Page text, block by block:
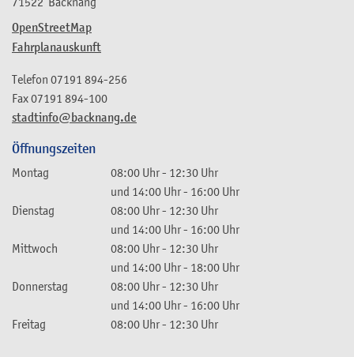
OpenStreetMap
Fahrplanauskunft
stadtinfo@backnang.de
Telefon 07191 894-256
Fax07191 894-100
Öffnungszeiten
Montag 08:00 Uhr- 12:30 Uhr
und 14:00 Uhr- 16:00 Uhr
Dienstag
08:00 Uhr- 12:30 Uhr
und 14:00 Uhr- 16:00 Uhr
Mittwoch
08:00 Uhr- 12:30 Uhr
und 14:00 Uhr- 18:00 Uhr
Donnerstag
08:00 Uhr- 12:30 Uhr
und 14:00 Uhr- 16:00 Uhr
Freitag
08:00 Uhr- 12:30 Uhr